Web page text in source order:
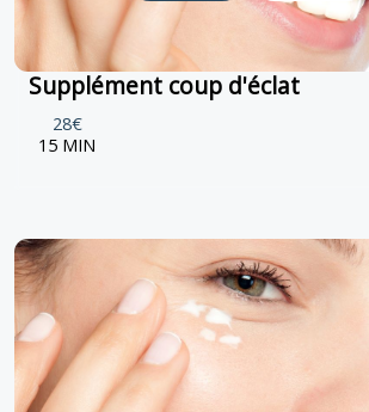
Supplément coup d'éclat
28€
15 MIN